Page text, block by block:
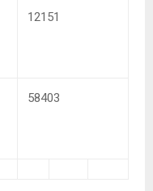
12151
58403